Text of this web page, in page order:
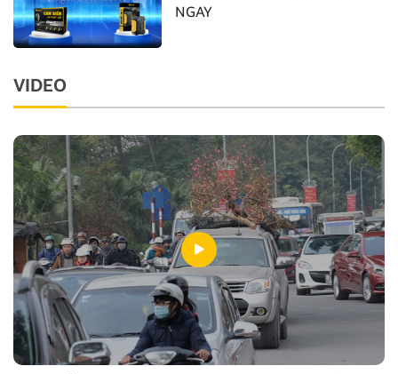
NGAY
VIDEO